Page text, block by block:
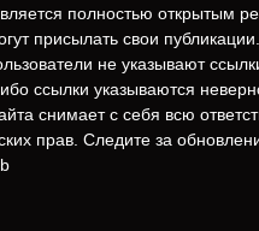
полностью открытым
присылать свои
не указывают
ссылки указываются
снимает с себя всю
прав. Следите за